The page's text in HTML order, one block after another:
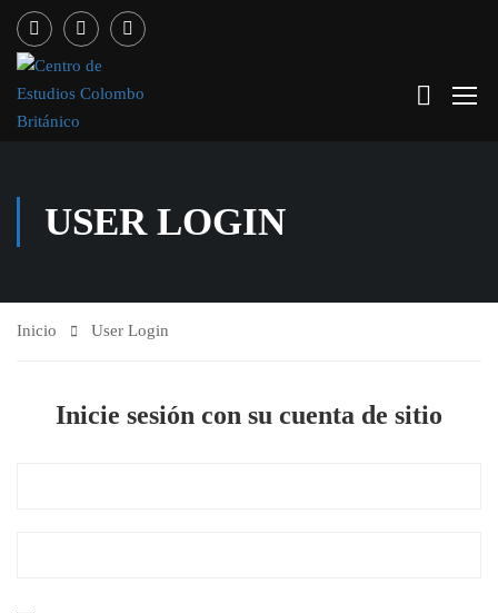
USER LOGIN
Inicio User Login
Inicie sesión con su cuenta de sitio